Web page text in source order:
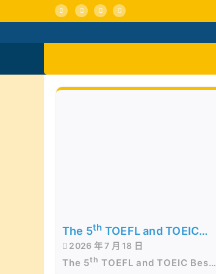
to
content
The 5th TOEFL and TOEIC
Best of the Best Awards
Presentation Ceremony in
2026 年 7 月 18 日
The 5th TOEFL and TOEIC Best